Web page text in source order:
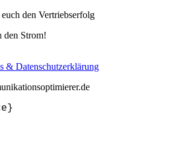
& Datenschutzerklärung